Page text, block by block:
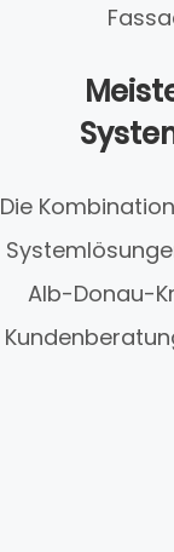
Die
Alb-Donau-